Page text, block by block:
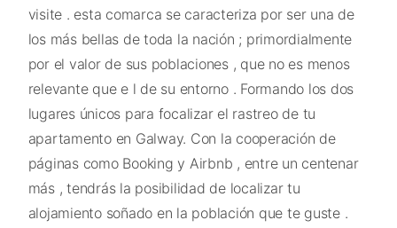
visite . esta comarca se caracteriza por ser una de
los más bellas de toda la nación ; primordialmente
por el valor de sus poblaciones , que no es menos
relevante que e l de su entorno . Formando los dos
lugares únicos para focalizar el rastreo de tu
apartamento en Galway. Con la cooperación de
páginas como Booking y Airbnb , entre un centenar
más , tendrás la posibilidad de localizar tu
alojamiento soñado en la población que te guste .